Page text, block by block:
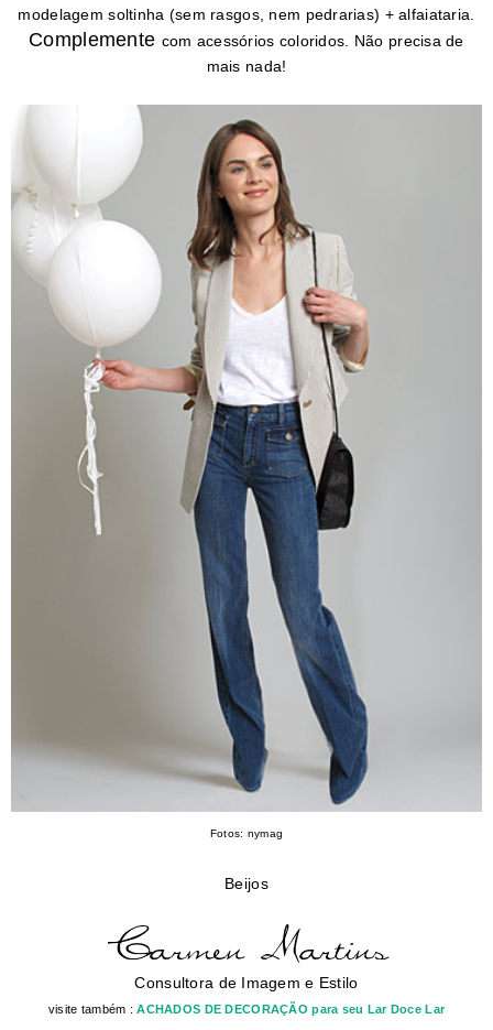
modelagem soltinha (sem rasgos, nem pedrarias) + alfaiataria.
Complemente com acessórios coloridos. Não precisa de
mais nada!
Fotos: nymag
Beijos
Consultora de Imagem e Estilo
visite também : ACHADOS DE DECORAÇÃO para seu Lar Doce Lar